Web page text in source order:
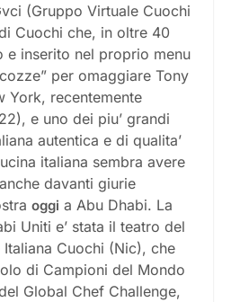
(Gruppo Virtuale Cuochi
Cuochi che, in oltre 40
e inserito nel proprio menu
per omaggiare Tony
York, recentemente
e uno dei piu’ grandi
autentica e di qualita’
italiana sembra avere
davanti giurie
oggi a Abu Dhabi. La
Uniti e’ stata il teatro del
Cuochi (Nic), che
di Campioni del Mondo
Global Chef Challenge,